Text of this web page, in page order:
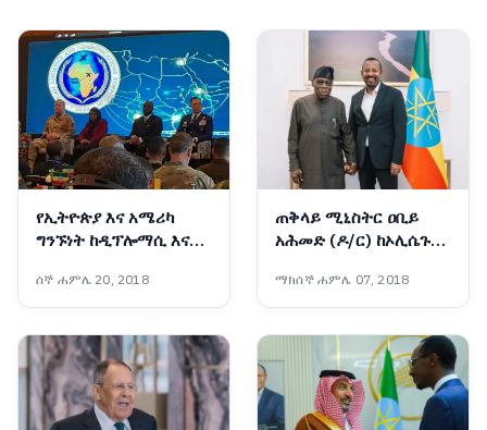
የኢትዮጵያ እና አሜሪካ
ግንኙነት ከዲፕሎማሲ እና
ስትራቴጂያዊ አጋርነት
እየተሸጋገረ ነው - አምባሳደር
ኤርቪን ማሲንጋ
ሰኞ ሐምሌ 20, 2018
ጠቅላይ ሚኒስትር ዐቢይ
አሕመድ (ዶ/ር) ከኦሊሴጉን
ማክሰኞ ሐምሌ 07, 2018